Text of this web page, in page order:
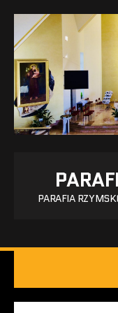
PARAFIA